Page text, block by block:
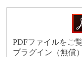
PDFファイルをご
プラグイン（無償